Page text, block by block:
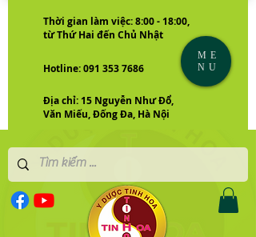
Thời gian làm việc: 8:00 - 18:00,
từ Thứ Hai đến Chủ Nhật
Hotline: 091 353 7686
Địa chỉ: 15 Nguyễn Như Đổ,
Văn Miếu, Đống Đa, Hà Nội
ME
NU